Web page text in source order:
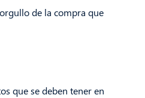
de la compra que
que se deben tener en